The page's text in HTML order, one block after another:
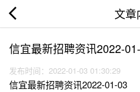
文章
信宜最新招聘资讯2022-
发布时间：2022-01-03 01:30:29
信宜最新招聘资讯2022-01-03